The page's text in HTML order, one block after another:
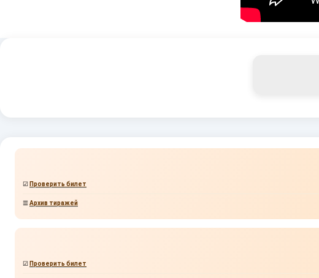
☑ Проверить билет
☰Архив тиражей
☑ Проверить билет